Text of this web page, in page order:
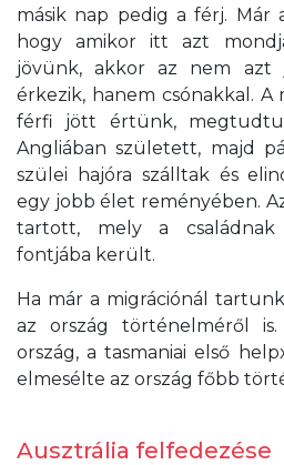
másik nap pedig a férj. Már
hogy amikor itt azt
jövünk, akkor az nem azt
érkezik, hanem csónakkal. A
férfi jött értünk,
Angliában született, majd
szülei hajóra szálltak és
egy jobb élet reményében.
tartott, mely a családnak
fontjába került.
Ha már a migrációnál
az ország történelméről is.
ország, a tasmaniai első
elmesélte az ország főbb
Ausztrália felfedezése